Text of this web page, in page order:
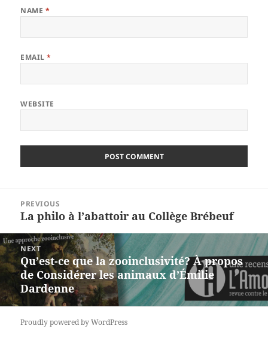
NAME *
EMAIL*
WEBSITE
navigation
PREVIOUS
Previous
post:
La philo à l’abattoir au Collège Brébeuf
NEXT
Next
post:
Qu’est-ce que la zooinclusivité? À propos
de Considérer les animaux d’Émilie
Dardenne
Proudly powered by WordPress